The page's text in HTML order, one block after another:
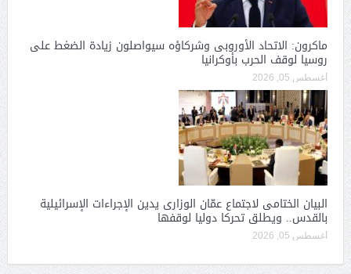
ماكرون: الاتحاد الأوروبى وشركاؤه سيواصلون زيادة الضغط على
روسيا لوقف الحرب بأوكرانيا
أغسطس 05, 2026
البيان الختامى لاجتماع عمّان الوزارى يدين الإجراءات الإسرائيلية
بالقدس.. ويطلق تحركا دوليا لوقفها
أغسطس 05, 2026